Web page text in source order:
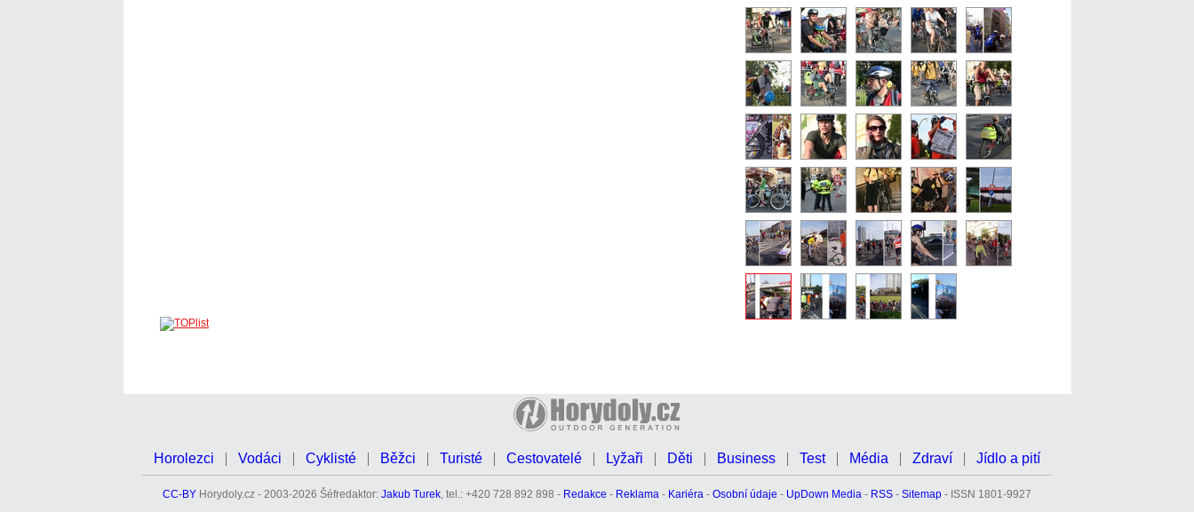
Horolezci Vodáci Cyklisté Běžci Turisté Cestovatelé Lyžaři Děti Business Test Média Zdraví Jídlo a pití
CC-BY Horydoly.cz - 2003-2026 Šéfredaktor: Jakub Turek, tel.: +420 728 892 898 - Redakce - Reklama - Kariéra - Osobní údaje - UpDown Media - RSS - Sitemap - ISSN 1801-9927